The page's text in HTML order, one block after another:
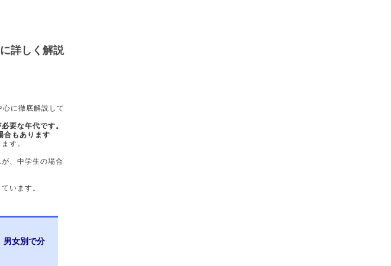
詳しく解説
に徹底解説して
要な年代です。
合もあります
す。
、中学生の場合
います。
男女別で分